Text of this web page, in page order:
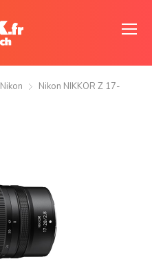
Nikon
Nikon NIKKOR Z 17-